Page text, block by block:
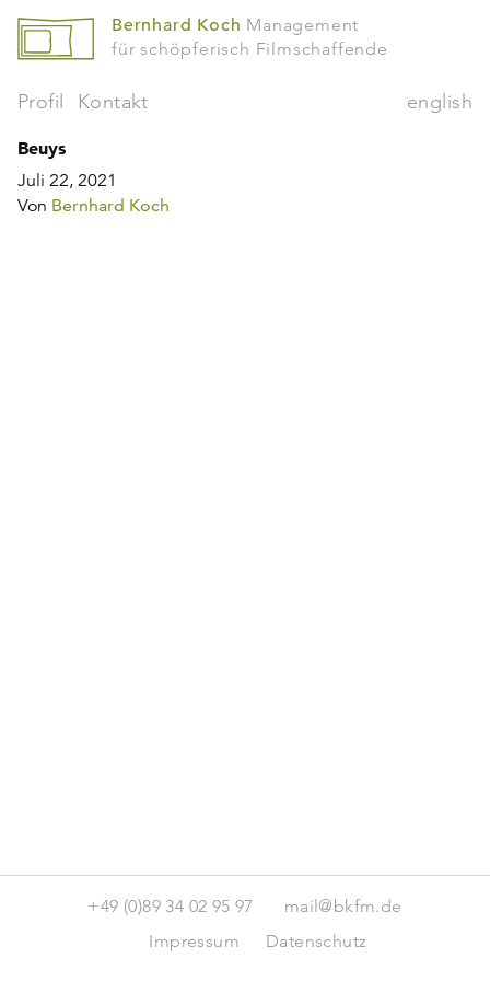
Bernhard Koch Management
für schöpferisch Filmschaffende
Profil Kontakt english
Beuys
Juli 22, 2021
Von Bernhard Koch
+49 (0)89 34 02 95 97
mail@bkfm.de
Impressum
Datenschutz